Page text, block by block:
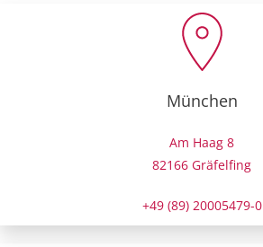
München
Am Haag 8
82166 Gräfelfing
+49 (89) 20005479-0